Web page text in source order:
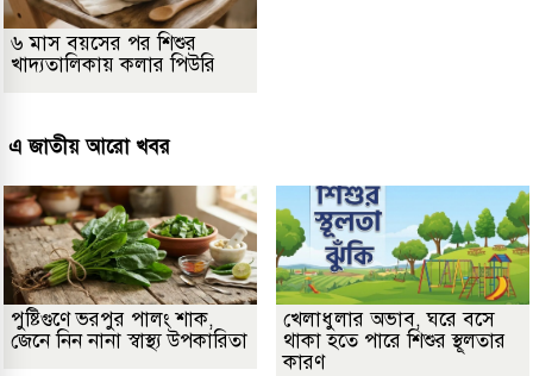
৬ মাস বয়সের পর শিশুর
খাদ্যতালিকায় কলার পিউরি
এ জাতীয় আরো খবর
পুষ্টিগুণে ভরপুর পালং শাক,
জেনে নিন নানা স্বাস্থ্য উপকারিতা
খেলাধুলার অভাব, ঘরে বসে
থাকা হতে পারে শিশুর স্থূলতার
কারণ